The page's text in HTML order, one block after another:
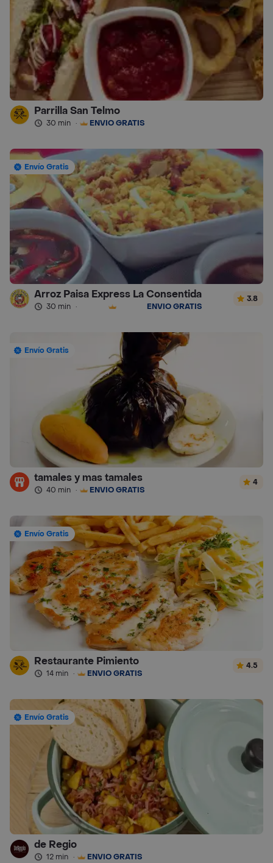
Parrilla San Telmo
30 min · ENVÍO GRATIS
Envío Gratis
Arroz Paisa Express La Consentida
30 min · ENVÍO GRATIS
3.8
Envío Gratis
tamales y mas tamales
40 min · ENVÍO GRATIS
4
Envío Gratis
Restaurante Pimiento
14 min · ENVÍO GRATIS
4.5
Envío Gratis
de Regio
12 min · ENVÍO GRATIS